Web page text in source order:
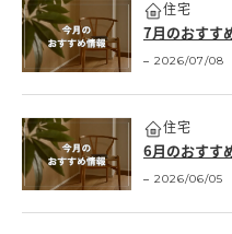
住宅
2026/07/08
住宅
2026/06/05